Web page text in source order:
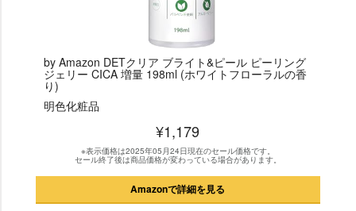
by Amazon DETクリア ブライト&ピール ピーリング
ジェリー CICA 増量 198ml (ホワイトフローラルの香
り)
明色化粧品
¥1,179
※表示価格は2025年05月24日現在のセール価格です。
セール終了後は商品価格が変わっている場合があります。
Amazonで詳細を見る